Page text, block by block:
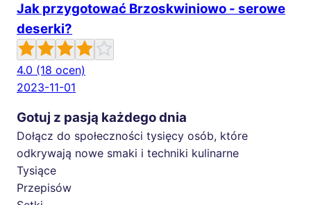
Jak przygotować Brzoskwiniowo - serowe
deserki?
4.0 (18 ocen)
2023-11-01
Gotuj z pasją każdego dnia
Dołącz do społeczności tysięcy osób, które
odkrywają nowe smaki i techniki kulinarne
Tysiące
Przepisów